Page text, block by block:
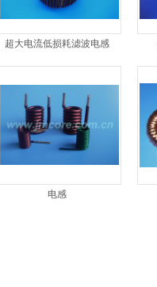
超大电流低损耗滤波电感
电感